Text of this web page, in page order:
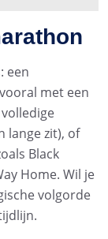
een
met een
lange zit), of
Black
Home. Wil je
volgorde